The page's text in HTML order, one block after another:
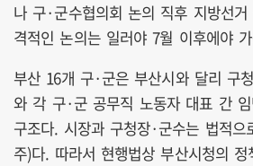
나 구·군수협의회 논의 직후 지방선
격적인 논의는 일러야 7월 이후에야
부산 16개 구·군은 부산시와 달리 구
와 각 구·군 공무직 노동자 대표 간
구조다. 시장과 구청장·군수는 법적으
주)다. 따라서 현행법상 부산시청의